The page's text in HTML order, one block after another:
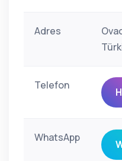
Adres
Telefon
WhatsApp